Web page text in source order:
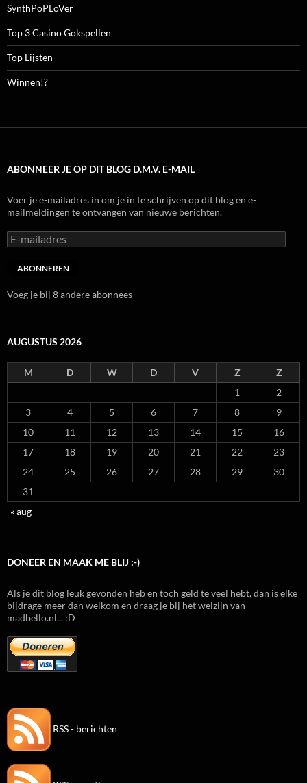
SynthPoPLoVer
Top 3 Casino Gokspellen
Top Lijsten
Winnen!?
ABONNEER JE OP DIT BLOG D.M.V. E-MAIL
Voer je e-mailadres in om je in te schrijven op dit blog en e-
mailmeldingen te ontvangen van nieuwe berichten.
E-
mailadres
ABONNEREN
Voeg je bij 8 andere abonnees
AUGUSTUS 2026
M D W D V Z
Z
1
2
3
4 5 6 7 8
9
10
11 12 13 14 15
16
17
18 19 20 21 22
23
24
25 26 27 28 29
30
31
« aug
DONEER EN MAAK ME BLIJ :-)
Als je dit blog leuk gevonden heb en toch geld te veel hebt, dan is elke
bijdrage meer dan welkom en draag je bij het welzijn van
madbello.nl... :D
RSS - berichten